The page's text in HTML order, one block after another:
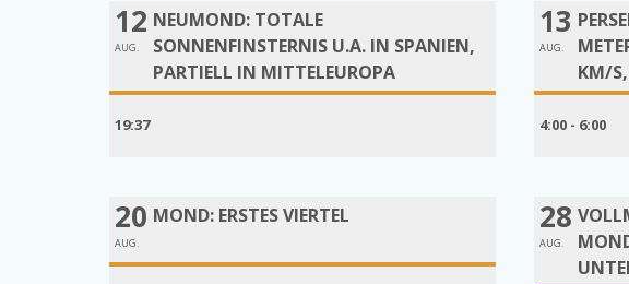
12
AUG.
NEUMOND: TOTALE
SONNENFINSTERNIS U.A. IN SPANIEN,
PARTIELL IN MITTELEUROPA
19:37
13
AUG.
KM/
4:00 - 6:00
20
AUG.
MOND: ERSTES VIERTEL 28
AUG.